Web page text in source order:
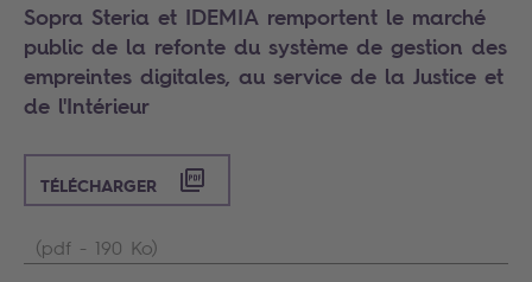
Sopra Steria et IDEMIA remportent le marché
public de la refonte du système de gestion des
empreintes digitales, au service de la Justice et
de l'Intérieur
TÉLÉCHARGER
(pdf - 190 Ko)